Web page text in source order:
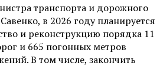
транспорта и дорожного
в 2026 году планируется
и реконструкцию порядка 11
и 665 погонных метров
В том числе, закончить